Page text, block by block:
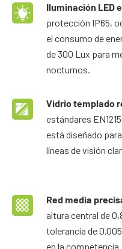
Iluminación LED
protección IP65,
el consumo de
de 300 Lux para
nocturnos.
Vidrio templado
estándares
está diseñado
líneas de visión
Red media
altura central de
tolerancia de
en la competencia.